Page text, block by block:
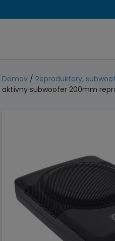
Domov / Reproduktory,
aktívny subwoofer 200mm